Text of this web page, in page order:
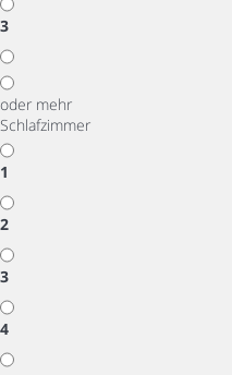
3
oder mehr
Schlafzimmer
1
2
3
4